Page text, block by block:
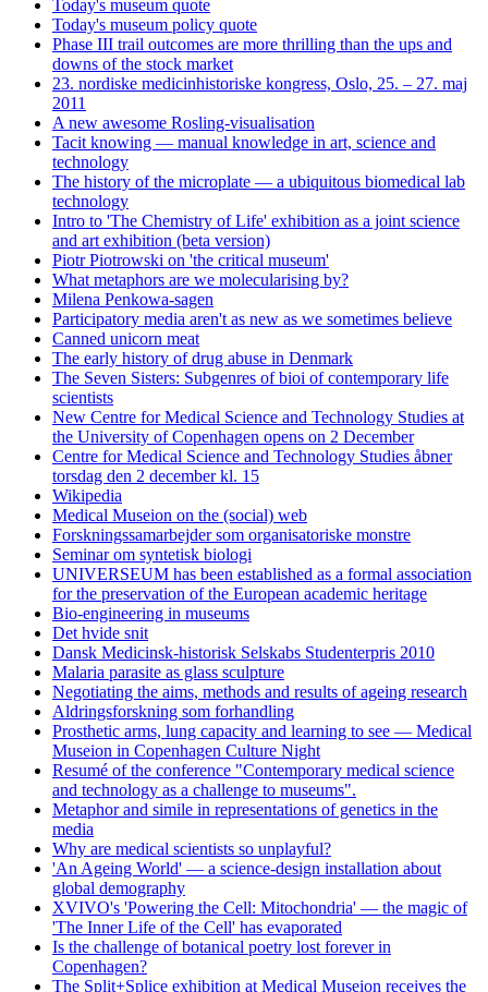
Today's museum quote
Today's museum policy quote
Phase III trail outcomes are more thrilling than the ups and
downs of the stock market
23. nordiske medicinhistoriske kongress, Oslo, 25. – 27. maj
2011
A new awesome Rosling-visualisation
Tacit knowing — manual knowledge in art, science and
technology
The history of the microplate — a ubiquitous biomedical lab
technology
Intro to 'The Chemistry of Life' exhibition as a joint science
and art exhibition (beta version)
Piotr Piotrowski on 'the critical museum'
What metaphors are we molecularising by?
Milena Penkowa-sagen
Participatory media aren't as new as we sometimes believe
Canned unicorn meat
The early history of drug abuse in Denmark
The Seven Sisters: Subgenres of bioi of contemporary life
scientists
New Centre for Medical Science and Technology Studies at
the University of Copenhagen opens on 2 December
Centre for Medical Science and Technology Studies åbner
torsdag den 2 december kl. 15
Wikipedia
Medical Museion on the (social) web
Forskningssamarbejder som organisatoriske monstre
Seminar om syntetisk biologi
UNIVERSEUM has been established as a formal association
for the preservation of the European academic heritage
Bio-engineering in museums
Det hvide snit
Dansk Medicinsk-historisk Selskabs Studenterpris 2010
Malaria parasite as glass sculpture
Negotiating the aims, methods and results of ageing research
Aldringsforskning som forhandling
Prosthetic arms, lung capacity and learning to see — Medical
Museion in Copenhagen Culture Night
Resumé of the conference "Contemporary medical science
and technology as a challenge to museums".
Metaphor and simile in representations of genetics in the
media
Why are medical scientists so unplayful?
'An Ageing World' — a science-design installation about
global demography
XVIVO's 'Powering the Cell: Mitochondria' — the magic of
'The Inner Life of the Cell' has evaporated
Is the challenge of botanical poetry lost forever in
Copenhagen?
The Split+Splice exhibition at Medical Museion receives the